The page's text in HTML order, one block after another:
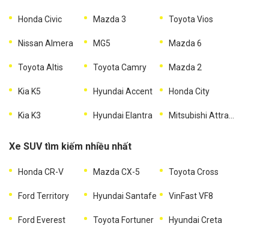
Honda Civic Mazda 3 Toyota Vios
Nissan Almera MG5 Mazda 6
Toyota Altis Toyota Camry Mazda 2
Kia K5 Hyundai Accent Honda City
Kia K3 Hyundai Elantra
Xe SUV tìm kiếm nhiều nhất
Honda CR-V Mazda CX-5 Toyota Cross
Ford Territory Hyundai Santafe VinFast VF8
Ford Everest Toyota Fortuner Hyundai Creta